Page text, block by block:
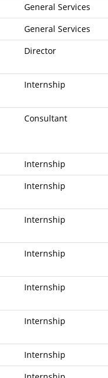
General Services
General Services
Director
Internship
Consultant
Internship
Internship
Internship
Internship
Internship
Internship
Internship